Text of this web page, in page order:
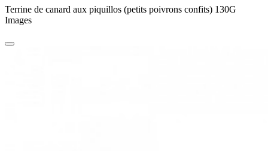
Terrine de canard aux piquillos (petits poivrons confits) 130G
Images